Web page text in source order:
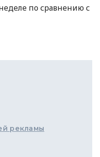
по сравнению с
рекламы